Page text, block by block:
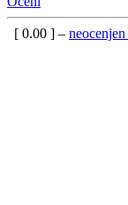
[ 0.00 ] – neocenjen